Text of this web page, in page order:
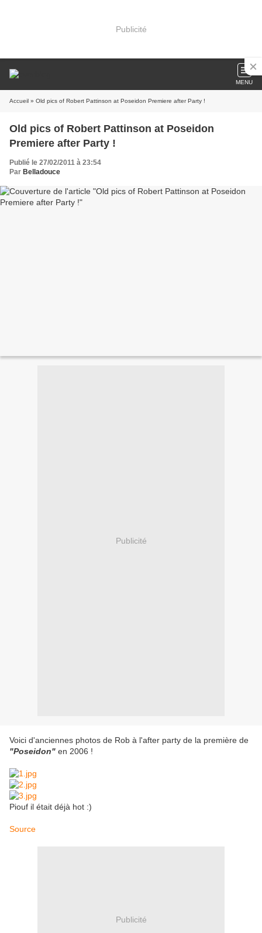
Publicité
MENU
Accueil » Old pics of Robert Pattinson at Poseidon Premiere after Party !
Old pics of Robert Pattinson at Poseidon
Premiere after Party !
Publié le 27/02/2011 à 23:54
Par Belladouce
Publicité
Voici d'anciennes photos de Rob à l'after party de la première de
"Poseidon" en 2006 !
Piouf il était déjà hot :)
Source
Publicité